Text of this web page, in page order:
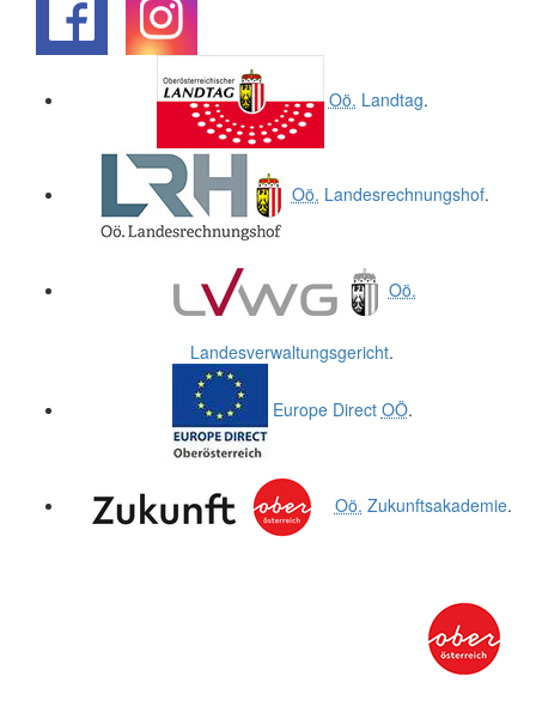
Oö. Landtag.
Oö. Landesrechnungshof.
Oö.
Landesverwaltungsgericht.
Europe Direct OÖ.
Oö. Zukunftsakademie.